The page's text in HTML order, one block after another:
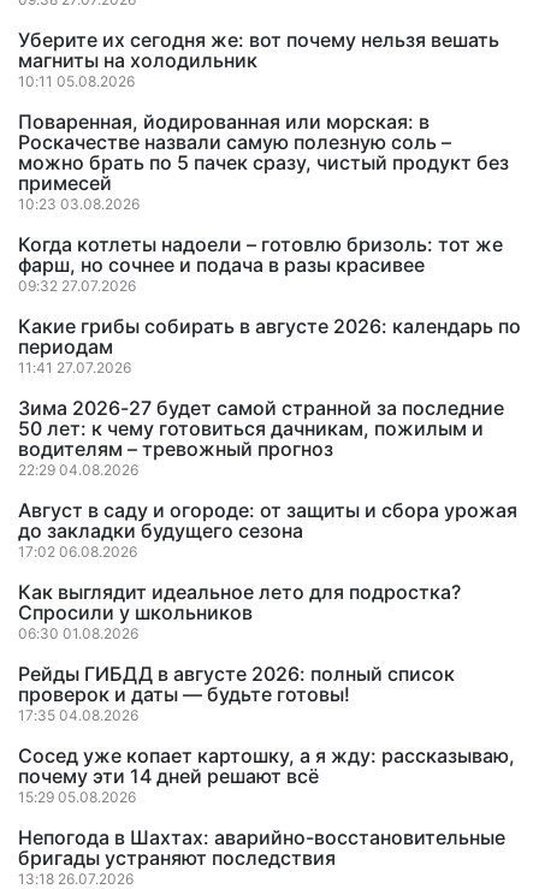
Уберите их сегодня же: вот почему нельзя вешать
магниты на холодильник
10:11 05.08.2026
Поваренная, йодированная или морская: в
Роскачестве назвали самую полезную соль –
можно брать по 5 пачек сразу, чистый продукт без
примесей
10:23 03.08.2026
Когда котлеты надоели – готовлю бризоль: тот же
фарш, но сочнее и подача в разы красивее
09:32 27.07.2026
Какие грибы собирать в августе 2026: календарь по
периодам
11:41 27.07.2026
Зима 2026-27 будет самой странной за последние
50 лет: к чему готовиться дачникам, пожилым и
водителям – тревожный прогноз
22:29 04.08.2026
Август в саду и огороде: от защиты и сбора урожая
до закладки будущего сезона
17:02 06.08.2026
Как выглядит идеальное лето для подростка?
Спросили у школьников
06:30 01.08.2026
Рейды ГИБДД в августе 2026: полный список
проверок и даты — будьте готовы!
17:35 04.08.2026
Сосед уже копает картошку, а я жду: рассказываю,
почему эти 14 дней решают всё
15:29 05.08.2026
Непогода в Шахтах: аварийно-восстановительные
бригады устраняют последствия
13:18 26.07.2026